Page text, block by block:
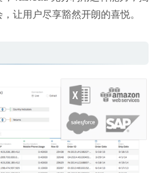
让用户尽享豁然开朗的喜悦。